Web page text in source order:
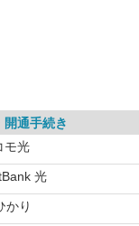
開通手続き
モ光
光
かり